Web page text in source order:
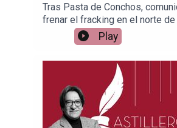
Tras Pasta de Conchos,
frenar el fracking en el norte
para apoyar vía
Patreon:https://
PayPal:https://
a para hacer transferencias a
nombre de Julio Hernández
1539408017CLABE: 012 320
2Tienda:https://
Play